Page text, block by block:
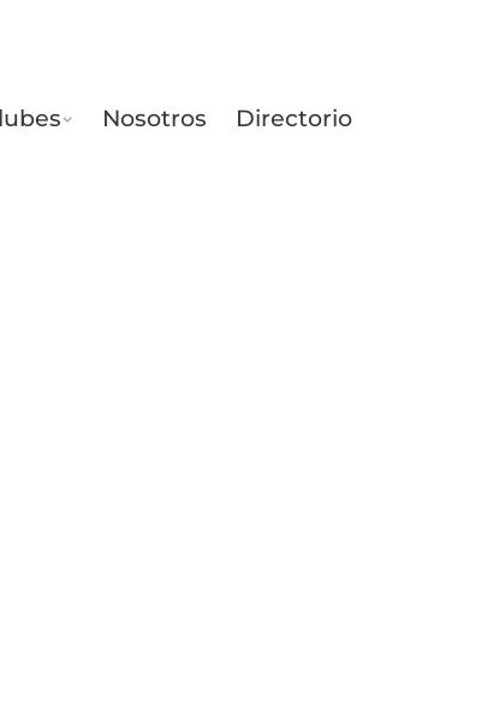
Nosotros Directorio